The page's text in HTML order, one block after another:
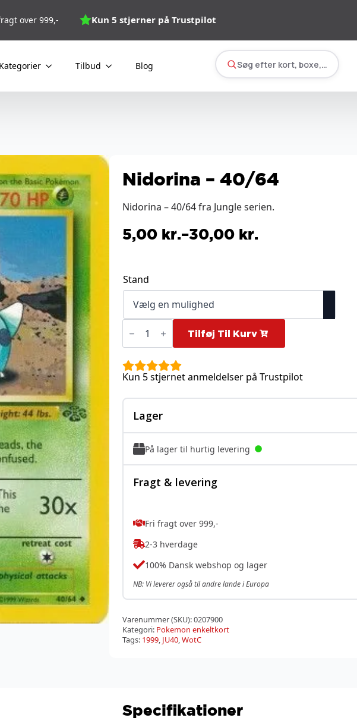
over 999,- Kun 5 stjerner på Trustpilot
Kategorier Tilbud Blog Søg efter kort, boxe, tilbehør…
Nidorina – 40/64
Nidorina – 40/64 fra Jungle serien.
5,00 kr.–30,00 kr.
Prisinterval:
til
30,00 kr.
Stand
Nidorina
antal
Tilføj Til Kurv
Kun 5 stjernet anmeldelser på Trustpilot
Lager
På lager til hurtig levering
Fragt & levering
Fri fragt over 999,-
2-3 hverdage
100% Dansk webshop og lager
NB: Vi leverer også til andre lande i Europa
Varenummer (SKU):0207900
Kategori: Pokemon enkeltkort
Tags: 1999, JU40,WotC
Specifikationer